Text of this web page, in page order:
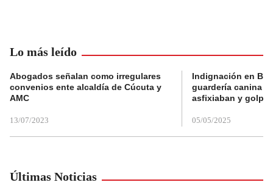
Lo más leído
Abogados señalan como irregulares
convenios ente alcaldía de Cúcuta y
AMC
13/07/2023
Indignación en
guardería canina
asfixiaban y
05/05/2025
Últimas Noticias